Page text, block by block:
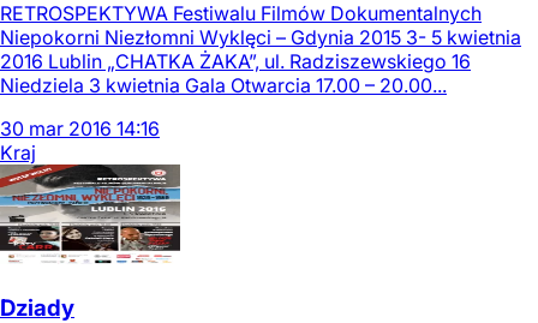
RETROSPEKTYWA Festiwalu Filmów Dokumentalnych
Niepokorni Niezłomni Wyklęci – Gdynia 2015 3- 5 kwietnia
2016 Lublin „CHATKA ŻAKA”, ul. Radziszewskiego 16
Niedziela 3 kwietnia Gala Otwarcia 17.00 – 20.00...
30 mar 2016 14:16
Kraj
Dziady